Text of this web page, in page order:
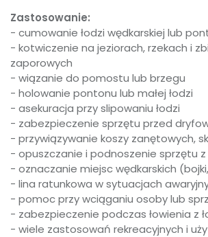
Zastosowanie:
- cumowanie łodzi wędkarskiej lub
- kotwiczenie na jeziorach, rzekach i
zaporowych
- wiązanie do pomostu lub brzegu
- holowanie pontonu lub małej łodzi
- asekuracja przy slipowaniu łodzi
- zabezpieczenie sprzętu przed
- przywiązywanie koszy zanętowych,
- opuszczanie i podnoszenie sprzętu
- oznaczanie miejsc wędkarskich
- lina ratunkowa w sytuacjach
- pomoc przy wciąganiu osoby lub
- zabezpieczenie podczas łowienia z
- wiele zastosowań rekreacyjnych i